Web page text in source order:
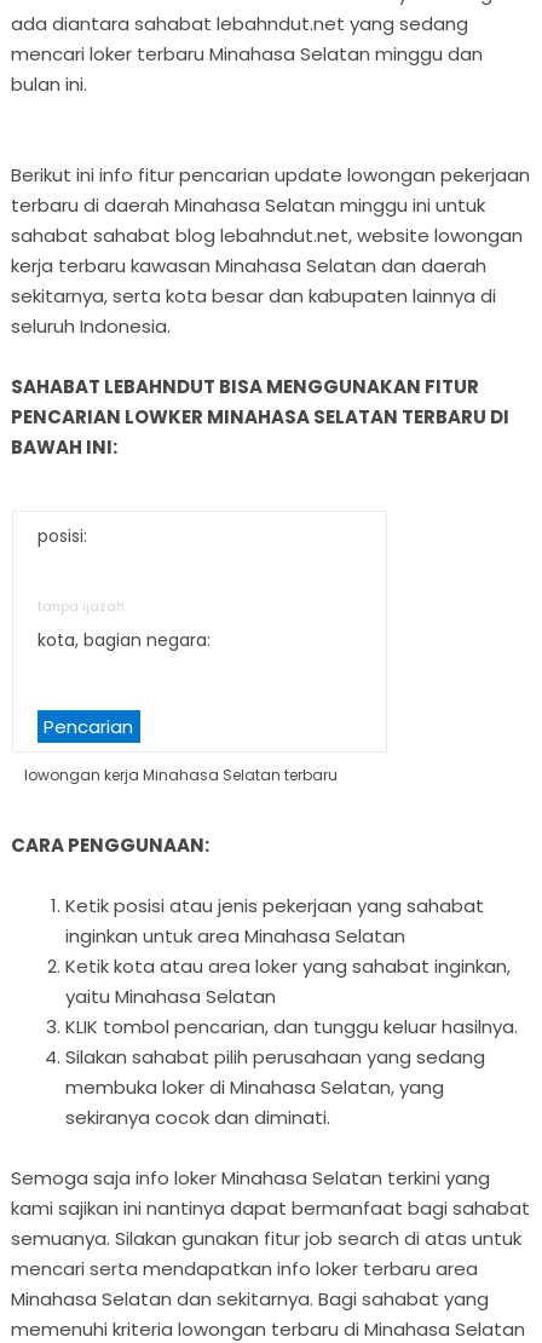
ada diantara sahabat lebahndut.net yang sedang
mencari loker terbaru Minahasa Selatan minggu dan
bulan ini.
Berikut ini info fitur pencarian update lowongan pekerjaan
terbaru di daerah Minahasa Selatan minggu ini untuk
sahabat sahabat blog lebahndut.net, website lowongan
kerja terbaru kawasan Minahasa Selatan dan daerah
sekitarnya, serta kota besar dan kabupaten lainnya di
seluruh Indonesia.
SAHABAT LEBAHNDUT BISA MENGGUNAKAN FITUR
PENCARIAN LOWKER MINAHASA SELATAN TERBARU DI
BAWAH INI:
posisi:
tanpa ijazah
kota, bagian negara:
Pencarian
lowongan kerja Minahasa Selatan terbaru
CARA PENGGUNAAN:
Ketik posisi atau jenis pekerjaan yang sahabat
inginkan untuk area Minahasa Selatan
Ketik kota atau area loker yang sahabat inginkan,
yaitu Minahasa Selatan
KLIK tombol pencarian, dan tunggu keluar hasilnya.
Silakan sahabat pilih perusahaan yang sedang
membuka loker di Minahasa Selatan, yang
sekiranya cocok dan diminati.
Semoga saja info loker Minahasa Selatan terkini yang
kami sajikan ini nantinya dapat bermanfaat bagi sahabat
semuanya. Silakan gunakan fitur job search di atas untuk
mencari serta mendapatkan info loker terbaru area
Minahasa Selatan dan sekitarnya. Bagi sahabat yang
memenuhi kriteria lowongan terbaru di Minahasa Selatan